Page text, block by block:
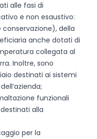
alle fasi di
e non esaustivo:
della
anche dotati di
collegata al
Inoltre, sono
destinati ai sistemi
funzionali
alla
per la